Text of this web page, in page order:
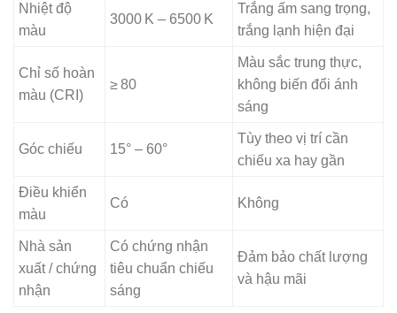
Nhiệt độ
màu
3000 K – 6500 K
Trắng ấm sang trọng,
trắng lạnh hiện đại
Chỉ số hoàn
màu (CRI)
≥ 80
Màu sắc trung thực,
không biến đổi ánh
sáng
Góc chiếu 15° – 60°
Tùy theo vị trí cần
chiếu xa hay gần
Điều khiển
màu
Có Không
Nhà sản
xuất / chứng
nhận
Có chứng nhận
tiêu chuẩn chiếu
sáng
Đảm bảo chất lượng
và hậu mãi